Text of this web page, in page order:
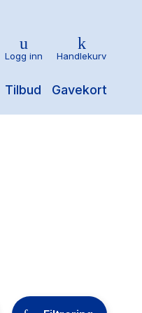
Tilbud Gavekort
Logg inn Handlekurv